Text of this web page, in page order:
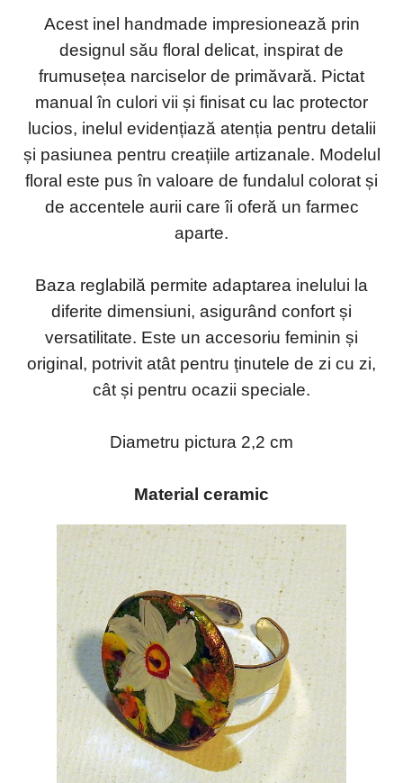
Acest inel handmade impresionează prin
designul său floral delicat, inspirat de
frumusețea narciselor de primăvară. Pictat
manual în culori vii și finisat cu lac protector
lucios, inelul evidențiază atenția pentru detalii
și pasiunea pentru creațiile artizanale. Modelul
floral este pus în valoare de fundalul colorat și
de accentele aurii care îi oferă un farmec
aparte.
Baza reglabilă permite adaptarea inelului la
diferite dimensiuni, asigurând confort și
versatilitate. Este un accesoriu feminin și
original, potrivit atât pentru ținutele de zi cu zi,
cât și pentru ocazii speciale.
Diametru pictura 2,2 cm
Material ceramic